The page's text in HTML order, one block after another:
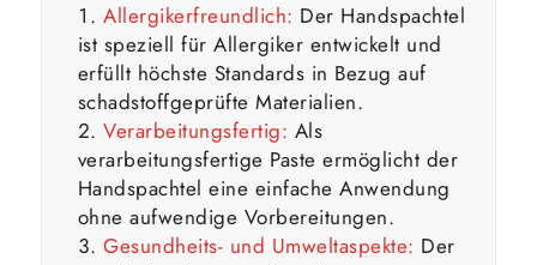
Allergikerfreundlich: Der Handspachtel
ist speziell für Allergiker entwickelt und
erfüllt höchste Standards in Bezug auf
schadstoffgeprüfte Materialien.
Verarbeitungsfertig: Als
verarbeitungsfertige Paste ermöglicht der
Handspachtel eine einfache Anwendung
ohne aufwendige Vorbereitungen.
Gesundheits- und Umweltaspekte: Der